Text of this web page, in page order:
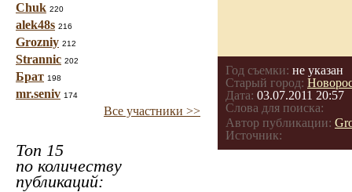
Chuk 220
alek48s 216
Grozniy 212
Strannic 202
Брат 198
mr.seniv 174
Все участники >>
Топ 15
по количеству
публикаций:
Год съемки: не указан
Старый город:
Дата: 03.07.2011 20:57
Слова для поиска:
Автор публикации:
Источник: